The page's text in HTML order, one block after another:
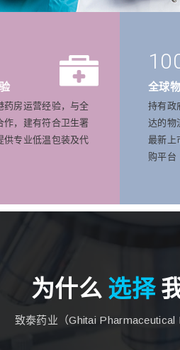
药房运营经验，与全
作，建有符合卫生署
供专业低温包装及代
全球
持有政
达的物
最新上
购平台
为什么 选择
致泰药业（Ghitai Pharmaceutical